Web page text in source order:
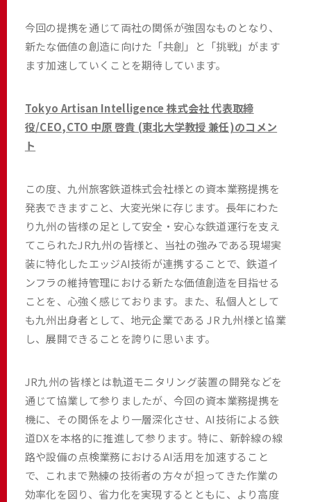
今回の提携を通じて両社の関係が強固なものとなり、
新たな価値の創造に向けた「共創」と「挑戦」がます
ます加速していくことを期待しています。
Tokyo Artisan Intelligence 株式会社 代表取締
役/CEO,CTO 中原 啓貴 (東北大学教授 兼任)のコメン
ト
この度、九州旅客鉄道株式会社様との資本業務提携を
発表できますこと、大変光栄に存じます。長年にわた
り九州の皆様の足として安全・安心な鉄道運行を支え
てこられたJR九州の皆様と、当社の強みである現場実
装に特化したエッジAI技術が連携することで、鉄道イ
ンフラの維持管理における新たな価値創造を目指せる
ことを、心強く感じております。また、私個人として
も九州出身者として、地元企業である JR 九州様と協業
し、展開できることを誇りに思います。
JR九州の皆様とは軌道モニタリング装置の開発などを
通じて協業して参りましたが、今回の資本業務提携を
機に、その関係をより一層深化させ、AI技術による鉄
道DXを本格的に推進して参ります。特に、新幹線の線
路や設備の点検業務におけるAI活用を加速すること
で、これまで熟練の技術者の方々が担ってきた作業の
効率化を図り、省力化を実現するとともに、より高度